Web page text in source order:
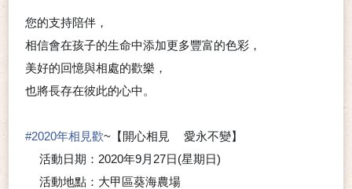
您的支持陪伴，
相信會在孩子的生命中添加更多豐富的色彩，
美好的回憶與相處的歡樂，
也將長存在彼此的心中。
#2020年相見歡~【開心相見 愛永不變】
活動日期：2020年9月27日(星期日)
活動地點：大甲區葵海農場